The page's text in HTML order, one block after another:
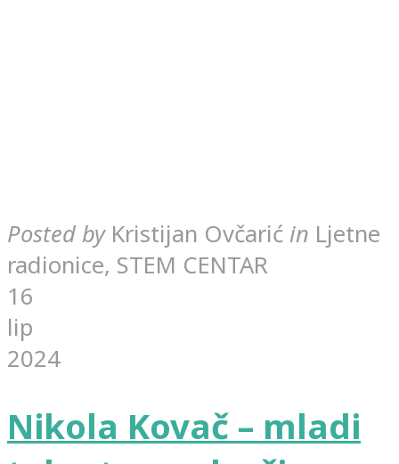
Posted by Kristijan Ovčarić in Ljetne
radionice, STEM CENTAR
16
lip
2024
Nikola Kovač – mladi